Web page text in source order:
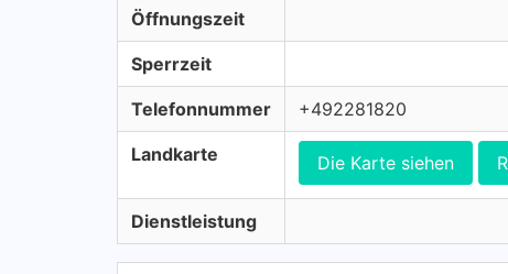
Öffnungszeit
Sperrzeit
Telefonnummer +492281820
Landkarte Die Karte siehen
Dienstleistung